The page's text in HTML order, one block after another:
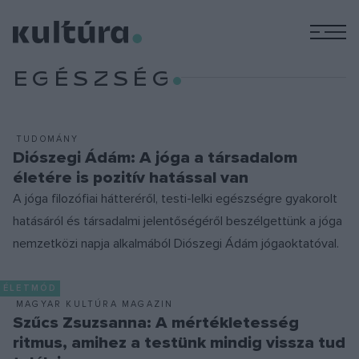
EGÉSZSÉG
TUDOMÁNY
Diószegi Ádám: A jóga a társadalom
életére is pozitív hatással van
A jóga filozófiai hátteréről, testi-lelki egészségre gyakorolt
hatásáról és társadalmi jelentőségéről beszélgettünk a jóga
nemzetközi napja alkalmából Diószegi Ádám jógaoktatóval.
ÉLETMÓD
MAGYAR KULTÚRA MAGAZIN
Szűcs Zsuzsanna: A mértékletesség
ritmus, amihez a testünk mindig vissza tud